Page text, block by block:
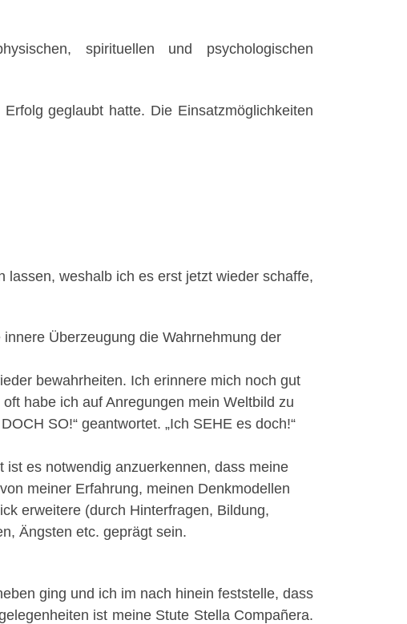
spirituellen und psychologischen
geglaubt hatte. Die Einsatzmöglichkeiten
weshalb ich es erst jetzt wieder schaffe,
Überzeugung die Wahrnehmung der
bewahrheiten. Ich erinnere mich noch gut
habe ich auf Anregungen mein Weltbild zu
SO!“ geantwortet. „Ich SEHE es doch!“
es notwendig anzuerkennen, dass meine
meiner Erfahrung, meinen Denkmodellen
erweitere (durch Hinterfragen, Bildung,
Ängsten etc. geprägt sein.
ging und ich im nach hinein feststelle, dass
ist meine Stute Stella Compañera.